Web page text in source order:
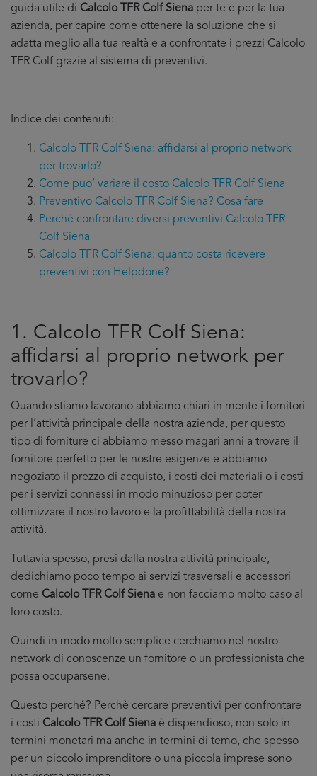
guida utile di Calcolo TFR Colf Siena per te e per la tua
azienda, per capire come ottenere la soluzione che si
adatta meglio alla tua realtà e a confrontate i prezzi Calcolo
TFR Colf grazie al sistema di preventivi.
Indice dei contenuti:
Calcolo TFR Colf Siena: affidarsi al proprio network
per trovarlo?
Come puo’ variare il costo Calcolo TFR Colf Siena
Preventivo Calcolo TFR Colf Siena? Cosa fare
Perché confrontare diversi preventivi Calcolo TFR
Colf Siena
Calcolo TFR Colf Siena: quanto costa ricevere
preventivi con Helpdone?
1. Calcolo TFR Colf Siena:
affidarsi al proprio network per
trovarlo?
Quando stiamo lavorano abbiamo chiari in mente i fornitori
per l’attività principale della nostra azienda, per questo
tipo di forniture ci abbiamo messo magari anni a trovare il
fornitore perfetto per le nostre esigenze e abbiamo
negoziato il prezzo di acquisto, i costi dei materiali o i costi
per i servizi connessi in modo minuzioso per poter
ottimizzare il nostro lavoro e la profittabilità della nostra
attività.
Tuttavia spesso, presi dalla nostra attività principale,
dedichiamo poco tempo ai servizi trasversali e accessori
come Calcolo TFR Colf Siena e non facciamo molto caso al
loro costo.
Quindi in modo molto semplice cerchiamo nel nostro
network di conoscenze un fornitore o un professionista che
possa occuparsene.
Questo perché? Perchè cercare preventivi per confrontare
i costi Calcolo TFR Colf Siena è dispendioso, non solo in
termini monetari ma anche in termini di temo, che spesso
per un piccolo imprenditore o una piccola imprese sono